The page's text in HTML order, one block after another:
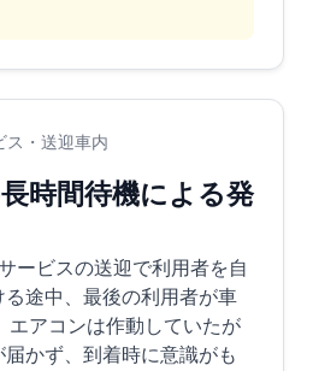
ス・送迎車内
時間待機による発
ービスの送迎で利用者を自
途中、最後の利用者が車
エアコンは作動していたが
かず、到着時に意識がも